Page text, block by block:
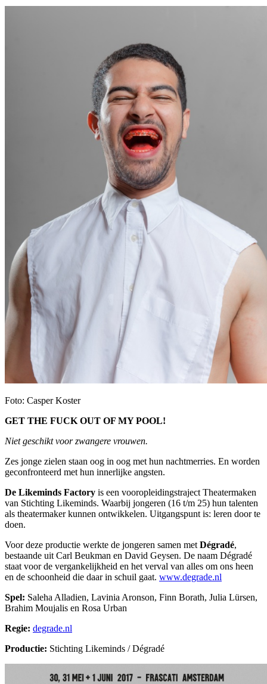
Foto: Casper Koster
GET THE FUCK OUT OF MY POOL!
Niet geschikt voor zwangere vrouwen.
Zes jonge zielen staan oog in oog met hun nachtmerries. En worden
geconfronteerd met hun innerlijke angsten.
De Likeminds Factory is een vooropleidingstraject Theatermaken
van Stichting Likeminds. Waarbij jongeren (16 t/m 25) hun talenten
als theatermaker kunnen ontwikkelen. Uitgangspunt is: leren door te
doen.
Voor deze productie werkte de jongeren samen metDégradé,
bestaande uit Carl Beukman en David Geysen. De naam Dégradé
staat voor de vergankelijkheid en het verval van alles om ons heen
en de schoonheid die daar in schuil gaat. www.degrade.nl
Spel: Saleha Alladien, Lavinia Aronson, Finn Borath, Julia Lürsen,
Brahim Moujalis en Rosa Urban
Regie: degrade.nl
Productie: Stichting Likeminds / Dégradé